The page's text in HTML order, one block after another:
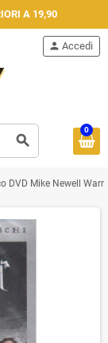
A 19,90
search
person Accedi
0
DVD Mike Newell